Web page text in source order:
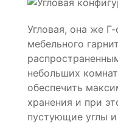
Угловая, она же
мебельного
небольших
обеспечить
хранения и при
пустующие углы